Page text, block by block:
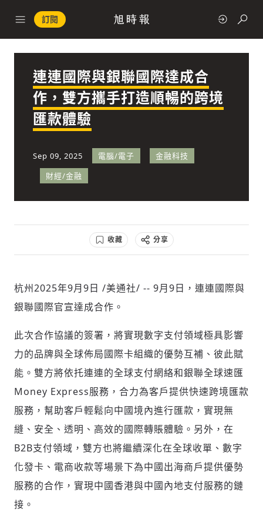
訂閱
快速連結
政治
經濟
科技
人文
連連國際與銀聯國際達成合
作，雙方攜手打造順暢的跨境
匯款體驗
Sep 09, 2025 電腦/電子
金融科技
財經/金融
收藏 分享
杭州2025年9月9日 /美通社/ -- 9月9日，連連國際與
銀聯國際官宣達成合作。
此次合作協議的簽署，將實現數字支付領域極具影響
力的品牌與全球佈局國際卡組織的優勢互補、彼此賦
能。雙方將依托連連的全球支付網絡和銀聯全球速匯
Money Express服務，合力為客戶提供快速跨境匯款
服務，幫助客戶輕鬆向中國境內進行匯款，實現無
縫、安全、透明、高效的國際轉賬體驗。另外，在
B2B支付領域，雙方也將繼續深化在全球收單、數字
化發卡、電商收款等場景下為中國出海商戶提供優勢
服務的合作，實現中國香港與中國內地支付服務的鏈
接。